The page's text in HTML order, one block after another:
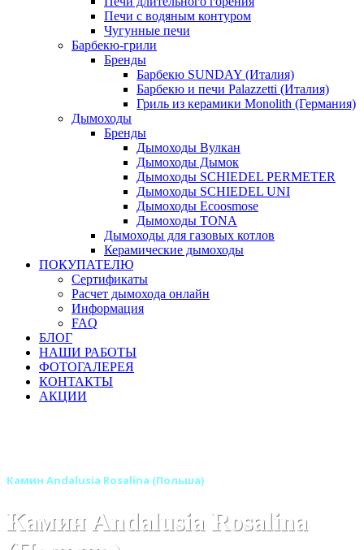
Печи с водяным контуром
Чугунные печи
Барбекю-грили
Бренды
Барбекю SUNDAY (Италия)
Барбекю и печи Palazzetti (Италия)
Гриль из керамики Monolith (Германия)
Дымоходы
Бренды
Дымоходы Вулкан
Дымоходы Дымок
Дымоходы SCHIEDEL PERMETER
Дымоходы SCHIEDEL UNI
Дымоходы Ecoosmose
Дымоходы TONA
Дымоходы для газовых котлов
Керамические дымоходы
ПОКУПАТЕЛЮ
Сертификаты
Расчет дымохода онлайн
Информация
FAQ
БЛОГ
НАШИ РАБОТЫ
ФОТОГАЛЕРЕЯ
КОНТАКТЫ
АКЦИИ
Камин Andalusia Rosalina (Польша)
Камин Andalusia Rosalina